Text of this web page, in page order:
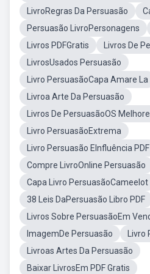
LivroRegras Da Persuasão
Persuasão LivroPersonagens
Livros PDFGratis
Livros De
LivrosUsados Persuasão
Livro PersuasãoCapa Amare La
Livroa Arte Da Persuasão
Livros De PersuasãoOS
Livro PersuasãoExtrema
Livro Persuasão EInfluência PDF
Compre LivroOnline Persuasão
Capa Livro PersuasãoCameelot
38 Leis DaPersuasão Libro PDF
Livros Sobre PersuasãoEm
ImagemDe Persuasão
Livroas Artes Da Persuasão
Baixar LivrosEm PDF Gratis